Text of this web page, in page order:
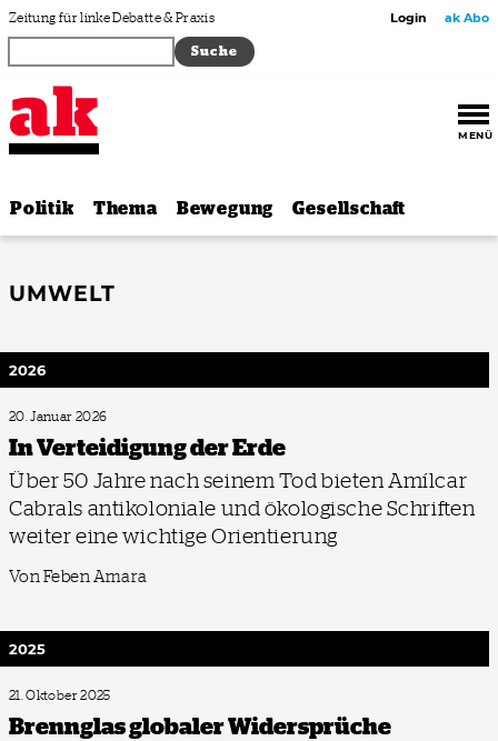
Zum Inhalt springen
Zeitung für linke Debatte & Praxis Login ak Abo
MENÜ
Politik Thema Bewegung Gesellschaft
UMWELT
2026
20. Januar 2026
In Verteidigung der Erde
Über 50 Jahre nach seinem Tod bieten Amílcar
Cabrals antikoloniale und ökologische Schriften
weiter eine wichtige Orientierung
Von Feben Amara
2025
21. Oktober 2025
Brennglas globaler Widersprüche